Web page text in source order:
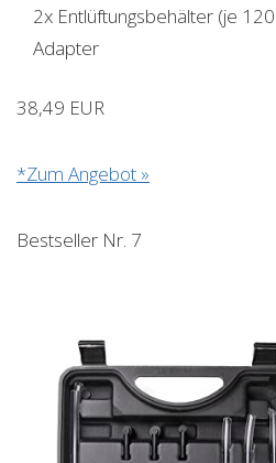
2x Entlüftungsbehälter (je
Adapter
38,49 EUR
*Zum Angebot »
Bestseller Nr. 7